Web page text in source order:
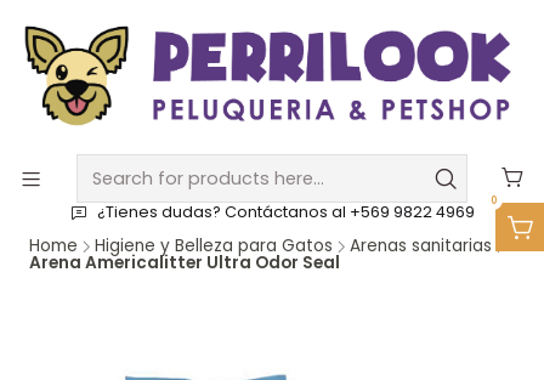
0
¿Tienes dudas? Contáctanos al +569 9822 4969
Home Higiene y Belleza para Gatos Arenas sanitarias
Arena Americalitter Ultra Odor Seal